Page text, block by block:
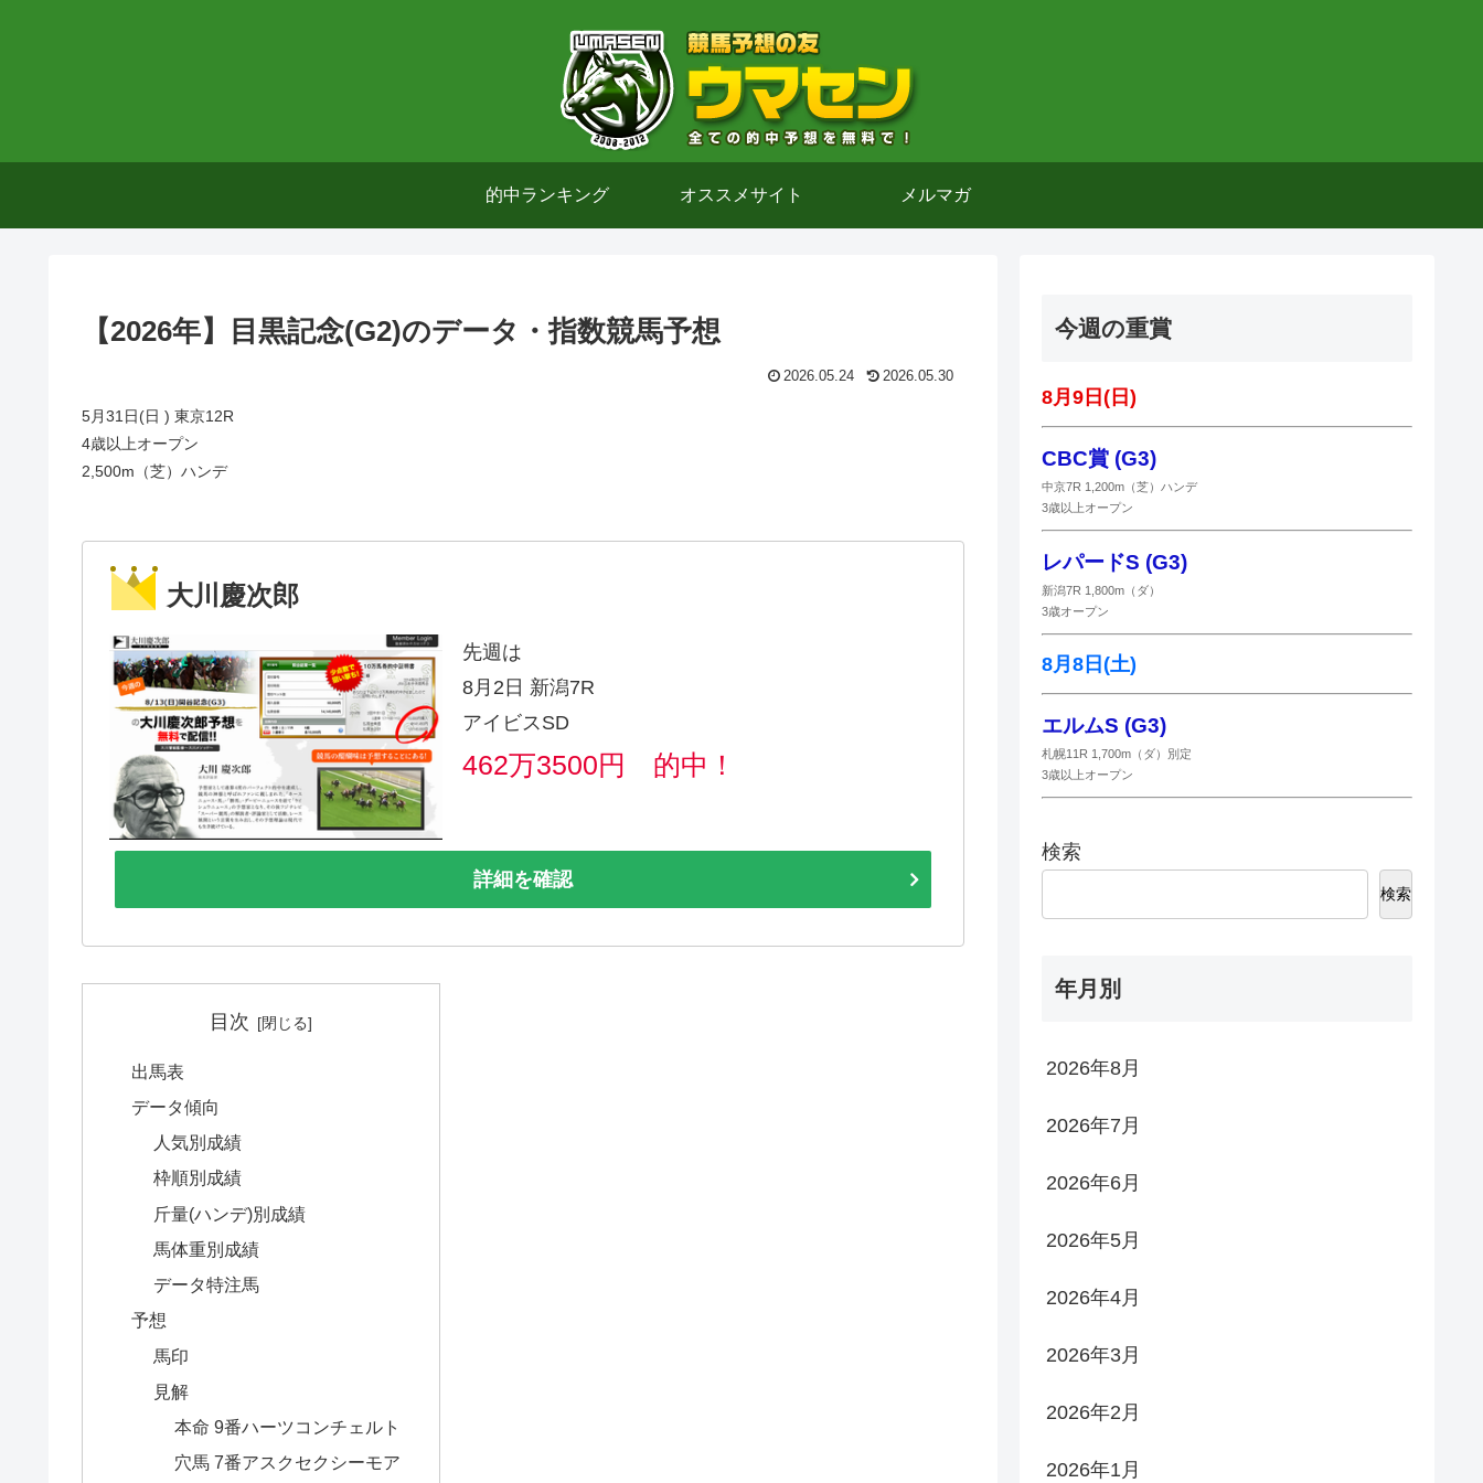
的中ランキング オススメサイト メルマガ
【2026年】目黒記念(G2)のデータ・指数競馬予想
2026.05.24 2026.05.30
5月31日(日 ) 東京12R
4歳以上オープン
2,500m（芝）ハンデ
大川慶次郎
先週は
8月2日 新潟7R
アイビスSD
462万3500円 的中！
詳細を確認
目次
出馬表
データ傾向
人気別成績
枠順別成績
斤量(ハンデ)別成績
馬体重別成績
データ特注馬
予想
馬印
見解
本命 9番ハーツコンチェルト
穴馬 7番アスクセクシーモア
今週の重賞
8月9日(日)
CBC賞 (G3)
中京7R 1,200m（芝）ハンデ
3歳以上オープン
レパードS (G3)
新潟7R 1,800m（ダ）
3歳オープン
8月8日(土)
エルムS (G3)
札幌11R 1,700m（ダ）別定
3歳以上オープン
検索
検索
年月別
2026年8月
2026年7月
2026年6月
2026年5月
2026年4月
2026年3月
2026年2月
2026年1月